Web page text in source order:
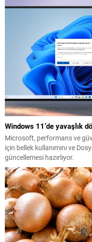
Windows 11’de yavaşlık
Microsoft, performans ve
için bellek kullanımını ve
güncellemesi hazırlıyor.